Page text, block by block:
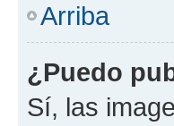
Arriba
¿Puedo
Sí, las